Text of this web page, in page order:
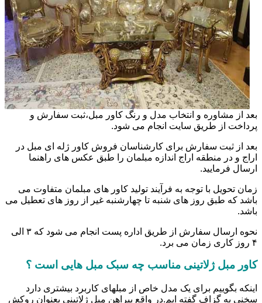
بعد از مشاوره و انتخاب مدل و رنگ کاور مبل،ثبت سفارش و
پرداخت از طریق سایت انجام می شود.
بعد از ثبت سفارش برای کارشناسان فروش کاور ژله ای مبل در
اراج و در منطقه اراج اندازه مبلمان را طبق عکس های راهنما
ارسال فرمایید.
زمان تحویل با توجه به فرآیند تولید کاور های مبلمان متفاوت می
باشد که طبق روز های شنبه تا چهارشنبه غیر از روز های تعطیل می
باشد.
نحوه ارسال سفارش از طریق اداره پست انجام می شود که ۳ الی
۴ روز کاری زمان می برد.
کاور مبل ژلاتینی مناسب چه سبک مبل هایی است ؟
اینکه بگوییم برای یک مدل خاص از مبلهای کاربرد بیشتری دارد
سخنی به گزاف گفته ایم.در واقع پیراهن مبل ژلاتینی بعنوان روکش